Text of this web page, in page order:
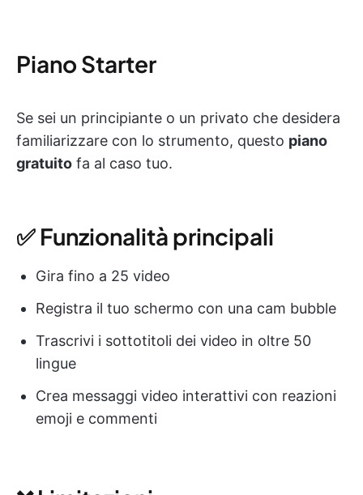
Piano Starter
Se sei un principiante o un privato che desidera
familiarizzare con lo strumento, questo piano
gratuito fa al caso tuo.
✅ Funzionalità principali
Gira fino a 25 video
Registra il tuo schermo con una cam bubble
Trascrivi i sottotitoli dei video in oltre 50
lingue
Crea messaggi video interattivi con reazioni
emoji e commenti